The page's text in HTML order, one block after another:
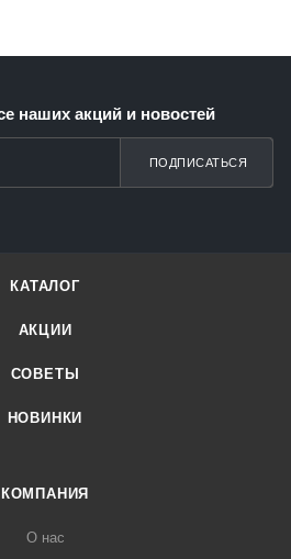
наших акций и новостей
ПОДПИСАТЬСЯ
КАТАЛОГ
АКЦИИ
СОВЕТЫ
НОВИНКИ
КОМПАНИЯ
О нас